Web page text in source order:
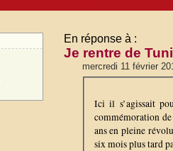
En réponse à :
Je rentre de
mercredi 11 février
Ici il s’agissait
commémoration
ans en pleine
six mois plus tard